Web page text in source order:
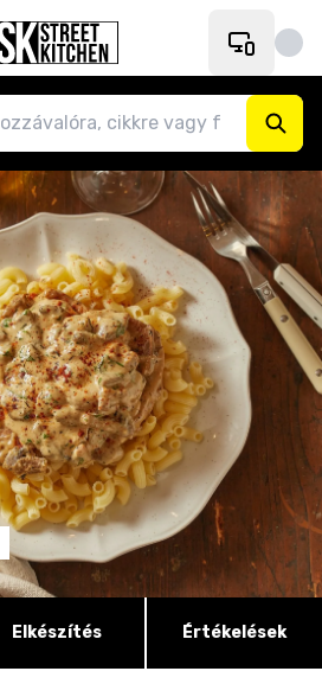
Elkészítés Értékelések